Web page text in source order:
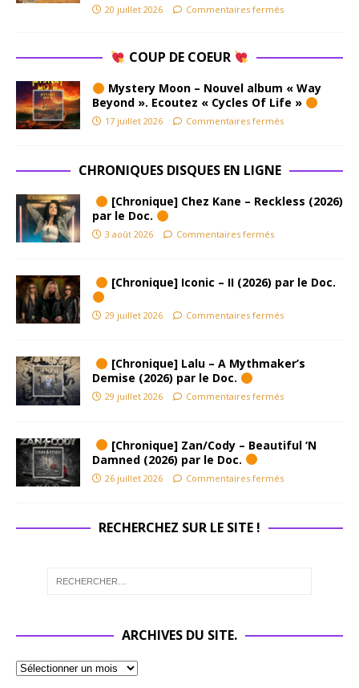
20 juillet 2026 Commentaires fermés
COUP DE COEUR
Mystery Moon – Nouvel album « Way
Beyond ». Ecoutez « Cycles Of Life »
17 juillet 2026 Commentaires fermés
CHRONIQUES DISQUES EN LIGNE
[Chronique] Chez Kane – Reckless (2026)
par le Doc.
3 août 2026 Commentaires fermés
[Chronique] Iconic – II (2026) par le Doc.
29 juillet 2026 Commentaires fermés
[Chronique] Lalu – A Mythmaker’s
Demise (2026) par le Doc.
29 juillet 2026 Commentaires fermés
[Chronique] Zan/Cody – Beautiful ‘N
Damned (2026) par le Doc.
26 juillet 2026 Commentaires fermés
RECHERCHEZ SUR LE SITE !
ARCHIVES DU SITE.